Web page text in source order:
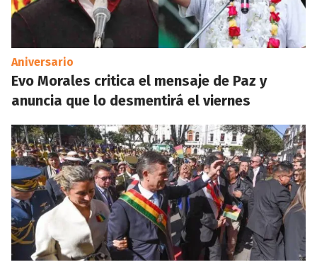
Aniversario
Evo Morales critica el mensaje de Paz y
anuncia que lo desmentirá el viernes